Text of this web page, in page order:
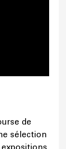
de
sélection
expositions